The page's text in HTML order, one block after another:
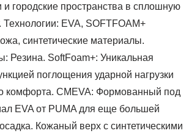
городские пространства в сплошную
EVA, SOFTFOAM+
синтетические материалы.
Резина. SoftFoam+: Уникальная
поглощения ударной нагрузки
комфорта. CMEVA: Формованный под
EVA от PUMA для еще большей
Кожаный верх с синтетическими